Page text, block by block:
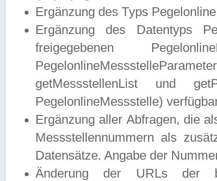
Ergänzung des Typs
Ergänzung des Datentyps
freigegebenen
getMessstellenList und
PegelonlineMessstelle)
Ergänzung aller Abfragen, die
Messstellennummern als
Datensätze. Angabe der
Änderung der URLs der